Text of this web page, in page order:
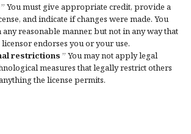
You must give appropriate credit, provide a
andindicate if changes were made. You
any reasonable manner, but not in any way that
licensor endorses you or your use.
restrictions ” You may not apply legal
measuresthat legally restrict others
the license permits.